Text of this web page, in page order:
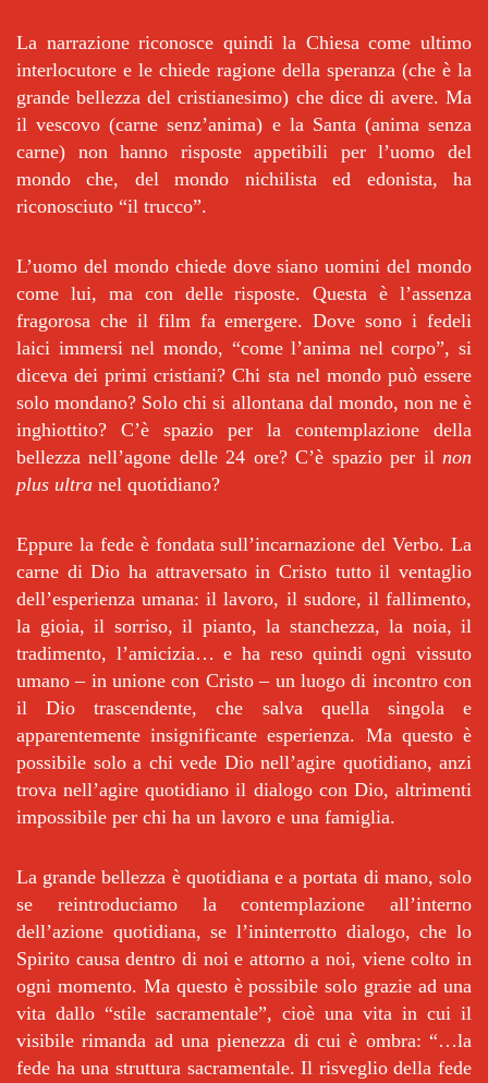
La narrazione riconosce quindi la Chiesa come ultimo
interlocutore e le chiede ragione della speranza (che è la
grande bellezza del cristianesimo) che dice di avere. Ma
il vescovo (carne senz’anima) e la Santa (anima senza
carne) non hanno risposte appetibili per l’uomo del
mondo che, del mondo nichilista ed edonista, ha
riconosciuto “il trucco”.
L’uomo del mondo chiede dove siano uomini del mondo
come lui, ma con delle risposte. Questa è l’assenza
fragorosa che il film fa emergere. Dove sono i fedeli
laici immersi nel mondo, “come l’anima nel corpo”, si
diceva dei primi cristiani? Chi sta nel mondo può essere
solo mondano? Solo chi si allontana dal mondo, non ne è
inghiottito? C’è spazio per la contemplazione della
bellezza nell’agone delle 24 ore? C’è spazio per il non
plus ultra nel quotidiano?
Eppure la fede è fondata sull’incarnazione del Verbo. La
carne di Dio ha attraversato in Cristo tutto il ventaglio
dell’esperienza umana: il lavoro, il sudore, il fallimento,
la gioia, il sorriso, il pianto, la stanchezza, la noia, il
tradimento, l’amicizia… e ha reso quindi ogni vissuto
umano – in unione con Cristo – un luogo di incontro con
il Dio trascendente, che salva quella singola e
apparentemente insignificante esperienza. Ma questo è
possibile solo a chi vede Dio nell’agire quotidiano, anzi
trova nell’agire quotidiano il dialogo con Dio, altrimenti
impossibile per chi ha un lavoro e una famiglia.
La grande bellezza è quotidiana e a portata di mano, solo
se reintroduciamo la contemplazione all’interno
dell’azione quotidiana, se l’ininterrotto dialogo, che lo
Spirito causa dentro di noi e attorno a noi, viene colto in
ogni momento. Ma questo è possibile solo grazie ad una
vita dallo “stile sacramentale”, cioè una vita in cui il
visibile rimanda ad una pienezza di cui è ombra: “…la
fede ha una struttura sacramentale. Il risveglio della fede